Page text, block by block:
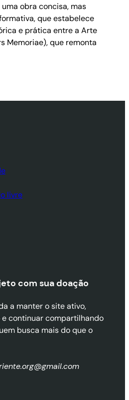
obra concisa, mas
que estabelece
e prática entre a Arte
Memoriae), que remonta
livre
com sua doação
a manter o site ativo,
continuar compartilhando
busca mais do que o